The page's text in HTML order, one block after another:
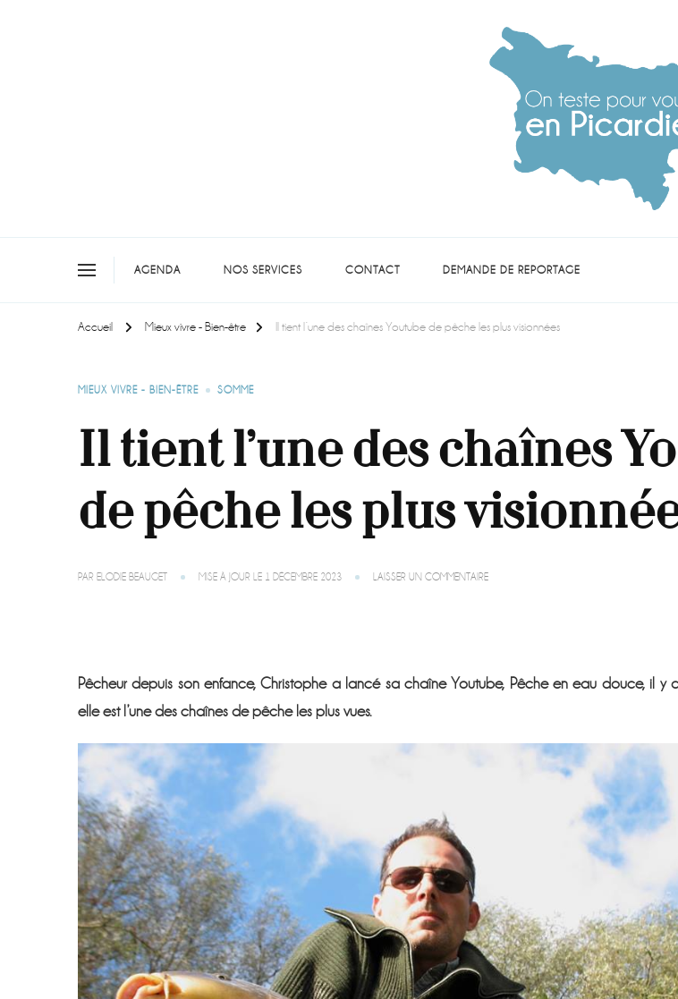
AGENDA NOS SERVICES CONTACT DEMANDE DE REPORTAGE
Accueil Mieux vivre - Bien-être Il tient l’une des chaînes Youtube de pêche les plus visionnées
MIEUX VIVRE - BIEN-ÊTRE SOMME
Il tient l’une des chaînes
de pêche les plus
PAR ELODIE BEAUGET MISE À JOUR LE 1 DÉCEMBRE 2023 LAISSER UN COMMENTAIRESUR
DE
VISIONNÉES
Pêcheur depuis son enfance, Christophe a lancé sa chaîne Youtube, Pêche en eau douce, il y a
elle est l’une des chaînes de pêche les plus vues.